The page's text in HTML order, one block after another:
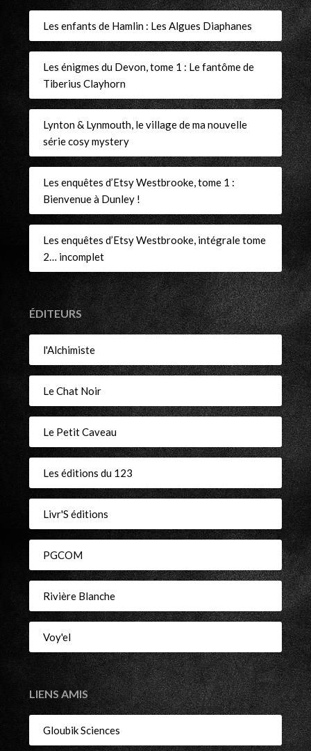
Les enfants de Hamlin : Les Algues Diaphanes
Les énigmes du Devon, tome 1 : Le fantôme de
Tiberius Clayhorn
Lynton & Lynmouth, le village de ma nouvelle
série cosy mystery
Les enquêtes d’Etsy Westbrooke, tome 1 :
Bienvenue à Dunley !
Les enquêtes d’Etsy Westbrooke, intégrale tome
2… incomplet
ÉDITEURS
l'Alchimiste
Le Chat Noir
Le Petit Caveau
Les éditions du 123
Livr'S éditions
PGCOM
Rivière Blanche
Voy'el
LIENS AMIS
Gloubik Sciences